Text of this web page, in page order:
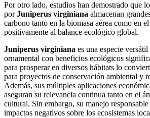
Por otro lado, estudios han demostrado que
porJuniperus virginiana almacenan
carbono tanto en la biomasa aérea como en
positivamente al balance ecológico global.
Juniperus virginiana es una especie
ornamental con beneficios ecológicos
para prosperar en diversos hábitats lo
para proyectos de conservación ambiental y
Además, sus múltiples aplicaciones
aseguran su relevancia continua tanto en el
cultural. Sin embargo, su manejo
impactos negativos sobre los ecosistemas